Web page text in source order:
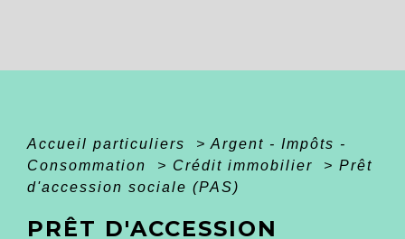
Accueil particuliers > Argent - Impôts -
Consommation
> Crédit immobilier > Prêt
d'accession sociale (PAS)
PRÊT D'ACCESSION